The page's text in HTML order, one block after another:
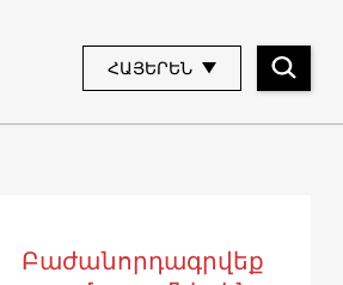
ՀԱՅԵՐԵՆ
Բաժանորդագրվեք